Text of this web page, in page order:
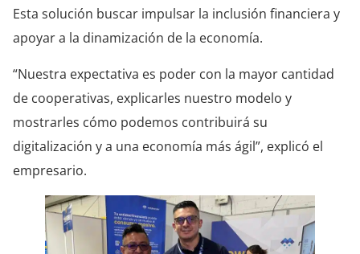
Esta solución buscar impulsar la inclusión financiera y
apoyar a la dinamización de la economía.
“Nuestra expectativa es poder con la mayor cantidad
de cooperativas, explicarles nuestro modelo y
mostrarles cómo podemos contribuirá su
digitalización y a una economía más ágil”, explicó el
empresario.